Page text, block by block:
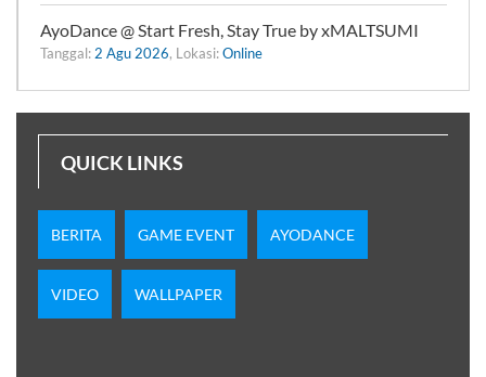
AyoDance @ Start Fresh, Stay True by xMALTSUMI
Tanggal: 2 Agu 2026, Lokasi:Online
QUICK LINKS
BERITA GAME EVENT AYODANCE
VIDEO WALLPAPER